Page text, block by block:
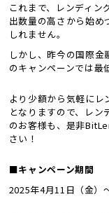
これまで、レンディン
出数量の高さから始め
しれません。
しかし、昨今の国際
のキャンペーンでは最
より少額から気軽に
となりますので、レ
のお客様も、是非
さい！
■キャンペーン期間
2025年4月11日（金）